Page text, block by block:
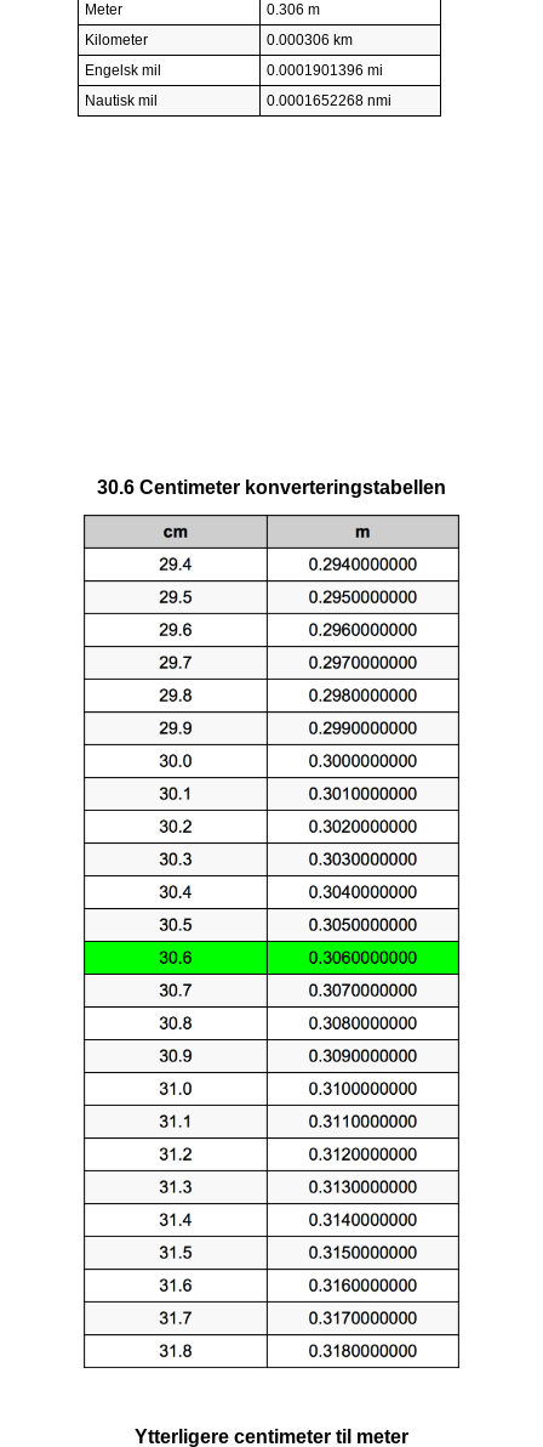
Meter
0.306 m
Kilometer
0.000306 km
Engelsk mil
0.0001901396 mi
Nautisk mil
0.0001652268 nmi
30.6 Centimeter konverteringstabellen
Ytterligere centimeter til meter